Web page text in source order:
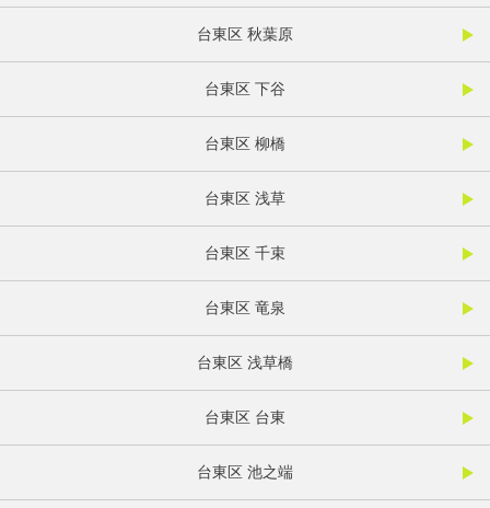
台東区 秋葉原
台東区 下谷
台東区 柳橋
台東区 浅草
台東区 千束
台東区 竜泉
台東区 浅草橋
台東区 台東
台東区 池之端